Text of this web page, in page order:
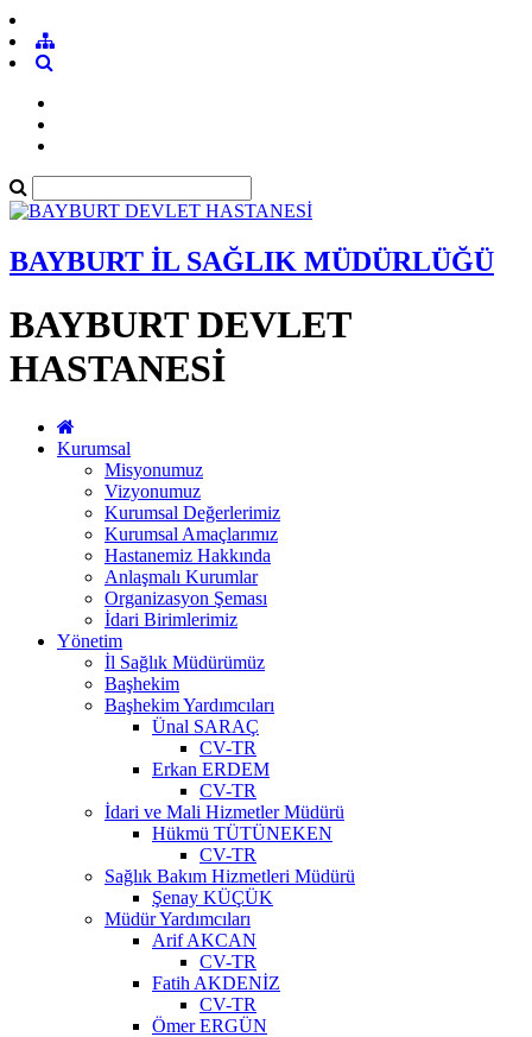
BAYBURT İL SAĞLIK MÜDÜRLÜĞÜ
BAYBURT DEVLET
HASTANESİ
Kurumsal
Misyonumuz
Vizyonumuz
Kurumsal Değerlerimiz
Kurumsal Amaçlarımız
Hastanemiz Hakkında
Anlaşmalı Kurumlar
Organizasyon Şeması
İdari Birimlerimiz
Yönetim
İl Sağlık Müdürümüz
Başhekim
Başhekim Yardımcıları
Ünal SARAÇ
CV-TR
Erkan ERDEM
CV-TR
İdari ve Mali Hizmetler Müdürü
Hükmü TÜTÜNEKEN
CV-TR
Sağlık Bakım Hizmetleri Müdürü
Şenay KÜÇÜK
Müdür Yardımcıları
Arif AKCAN
CV-TR
Fatih AKDENİZ
CV-TR
Ömer ERGÜN